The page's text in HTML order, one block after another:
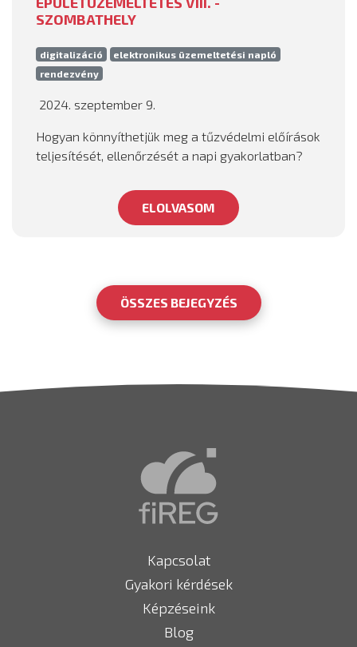
SZOMBATHELY
digitalizáció
elektronikus üzemeltetési napló
rendezvény
2024. szeptember 9.
Hogyan könnyíthetjük meg a tűzvédelmi előírások
teljesítését, ellenőrzését a napi gyakorlatban?
ELOLVASOM
ÖSSZES BEJEGYZÉS
Kapcsolat
Gyakori kérdések
Képzéseink
Blog